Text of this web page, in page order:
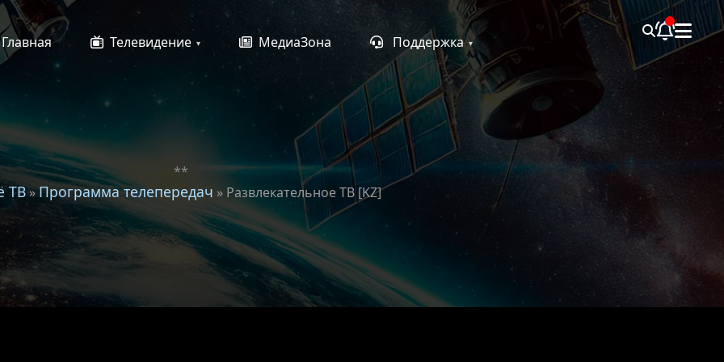
Главная Телевидение МедиаЗона Поддержка
**
ТВ»Программа телепередач » Развлекательное ТВ [KZ]